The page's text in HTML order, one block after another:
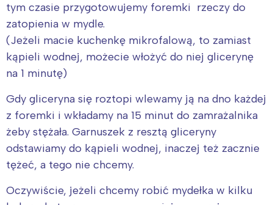
tym czasie przygotowujemy foremki rzeczy do
zatopienia w mydle.
(Jeżeli macie kuchenkę mikrofalową, to zamiast
kąpieli wodnej, możecie włożyć do niej glicerynę
na 1 minutę)
Gdy gliceryna się roztopi wlewamy ją na dno każdej
z foremki i wkładamy na 15 minut do zamrażalnika
żeby stężała. Garnuszek z resztą gliceryny
odstawiamy do kąpieli wodnej, inaczej też zacznie
tężeć, a tego nie chcemy.
Oczywiście, jeżeli chcemy robić mydełka w kilku